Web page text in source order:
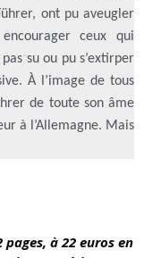
ont pu aveugler
ceux qui
su ou pu s’extirper
À l’image de tous
de toute son âme
à l’Allemagne. Mais
pages, à 22 euros en